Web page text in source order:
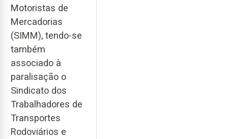
Motoristas de
Mercadorias
(SIMM), tendo-se
também
associado à
paralisação o
Sindicato dos
Trabalhadores de
Transportes
Rodoviários e